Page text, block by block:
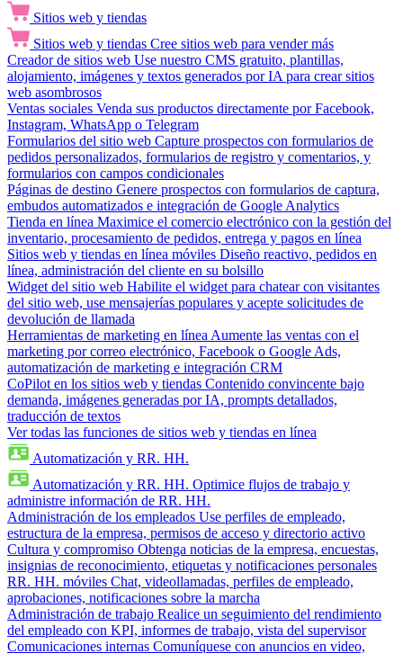
Sitios web y tiendas
Sitios web y tiendas Cree sitios web para vender más
Creador de sitios web Use nuestro CMS gratuito, plantillas,
alojamiento, imágenes y textos generados por IA para crear sitios
web asombrosos
Ventas sociales Venda sus productos directamente por Facebook,
Instagram, WhatsApp o Telegram
Formularios del sitio web Capture prospectos con formularios de
pedidos personalizados, formularios de registro y comentarios, y
formularios con campos condicionales
Páginas de destino Genere prospectos con formularios de captura,
embudos automatizados e integración de Google Analytics
Tienda en línea Maximice el comercio electrónico con la gestión del
inventario, procesamiento de pedidos, entrega y pagos en línea
Sitios web y tiendas en línea móviles Diseño reactivo, pedidos en
línea, administración del cliente en su bolsillo
Widget del sitio web Habilite el widget para chatear con visitantes
del sitio web, use mensajerías populares y acepte solicitudes de
devolución de llamada
Herramientas de marketing en línea Aumente las ventas con el
marketing por correo electrónico, Facebook o Google Ads,
automatización de marketing e integración CRM
CoPilot en los sitios web y tiendas Contenido convincente bajo
demanda, imágenes generadas por IA, prompts detallados,
traducción de textos
Ver todas las funciones de sitios web y tiendas en línea
Automatización y RR. HH.
Automatización y RR. HH. Optimice flujos de trabajo y
administre información de RR. HH.
Administración de los empleados Use perfiles de empleado,
estructura de la empresa, permisos de acceso y directorio activo
Cultura y compromiso Obtenga noticias de la empresa, encuestas,
insignias de reconocimiento, etiquetas y notificaciones personales
RR. HH. móviles Chat, videollamadas, perfiles de empleado,
aprobaciones, notificaciones sobre la marcha
Administración de trabajo Realice un seguimiento del rendimiento
del empleado con KPI, informes de trabajo, vista del supervisor
Comunicaciones internas Comuníquese con anuncios en video,